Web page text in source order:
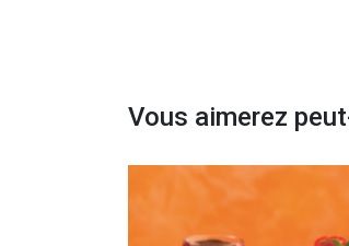
Vous aimerez